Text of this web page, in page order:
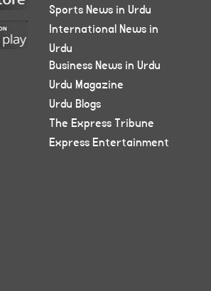
Sports News in Urdu
International News in
Urdu
Business News in Urdu
Urdu Magazine
Urdu Blogs
The Express Tribune
Express Entertainment